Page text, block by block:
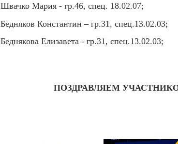
Швачко Мария - гр.46, спец. 18.02.07;
Бедняков Константин – гр.31, спец.13.02.03;
Беднякова Елизавета - гр.31, спец.13.02.03;
ПОЗДРАВЛЯЕМ